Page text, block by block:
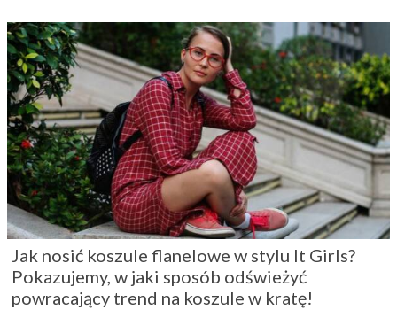
Jak nosić koszule flanelowe w stylu It Girls?
Pokazujemy, w jaki sposób odświeżyć
powracający trend na koszule w kratę!